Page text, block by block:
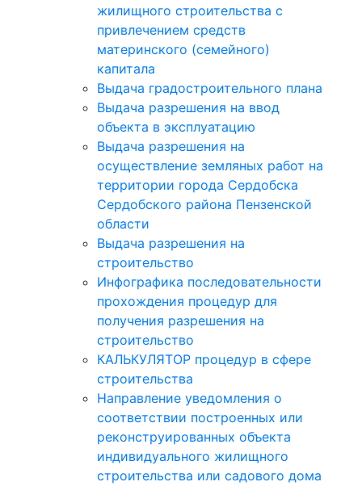
жилищного строительства с
привлечением средств
материнского (семейного)
капитала
Выдача градостроительного плана
Выдача разрешения на ввод
объекта в эксплуатацию
Выдача разрешения на
осуществление земляных работ на
территории города Сердобска
Сердобского района Пензенской
области
Выдача разрешения на
строительство
Инфографика последовательности
прохождения процедур для
получения разрешения на
строительство
КАЛЬКУЛЯТОР процедур в сфере
строительства
Направление уведомления о
соответствии построенных или
реконструированных объекта
индивидуального жилищного
строительства или садового дома